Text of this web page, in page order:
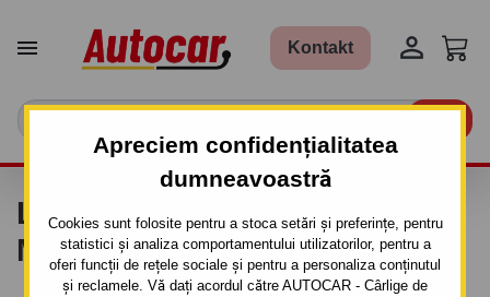
Apreciem confidențialitatea
dumneavoastră
Cookies sunt folosite pentru a stoca setări și preferințe, pentru
statistici și analiza comportamentului utilizatorilor, pentru a
oferi funcții de rețele sociale și pentru a personaliza conținutul
și reclamele. Vă dați acordul către AUTOCAR - Cârlige de
 Kontakt 
LISTA DE PRODUSE DUPA
MARCA TAURUS